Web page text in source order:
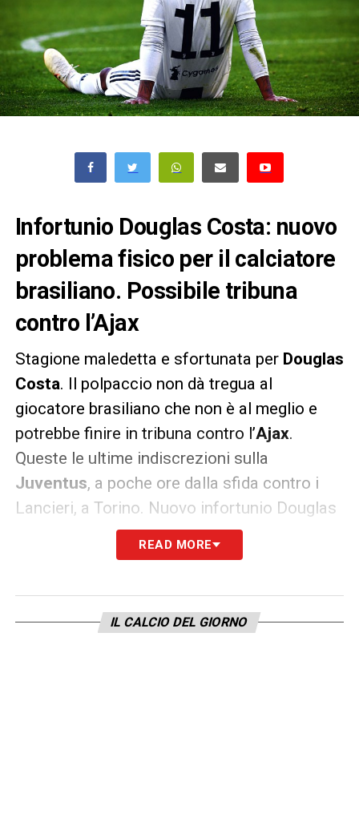
Infortunio Douglas Costa: nuovo
problema fisico per il calciatore
brasiliano. Possibile tribuna
contro l’Ajax
Stagione maledetta e sfortunata per Douglas
Costa. Il polpaccio non dà tregua al
giocatore brasiliano che non è al meglio e
potrebbe finire in tribuna contro l’Ajax.
Queste le ultime indiscrezioni sulla
Juventus, a poche ore dalla sfida contro i
Lancieri, a Torino. Nuovo infortunio Douglas
stato convocato per la gara con la Spal e
Allegri non aveva dato certezze sul suo
READ MORE
IL CALCIO DEL GIORNO